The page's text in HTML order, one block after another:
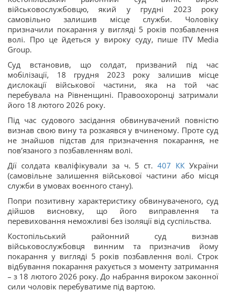
військовослужбовцю, який у грудні 2023 року
самовільно залишив місце служби. Чоловіку
призначили покарання у вигляді 5 років позбавлення
волі. Про це йдеться у вироку суду, пише ITV Media
Group.
Суд встановив, що солдат, призваний під час
мобілізації, 18 грудня 2023 року залишив місце
дислокації військової частини, яка на той час
перебувала на Рівненщині. Правоохоронці затримали
його 18 лютого 2026 року.
Під час судового засідання обвинувачений повністю
визнав свою вину та розкаявся у вчиненому. Проте суд
не знайшов підстав для призначення покарання, не
пов’язаного з позбавленням волі.
Дії солдата кваліфікували за ч. 5 ст. 407 КК України
(самовільне залишення військової частини або місця
служби в умовах воєнного стану).
Попри позитивну характеристику обвинуваченого, суд
дійшов висновку, що його виправлення та
перевиховання неможливі без ізоляції від суспільства.
Костопільський районний суд визнав
військовослужбовця винним та призначив йому
покарання у вигляді 5 років позбавлення волі. Строк
відбування покарання рахується з моменту затримання
– з 18 лютого 2026 року. До набрання вироком законної
сили чоловік перебуватиме під вартою.